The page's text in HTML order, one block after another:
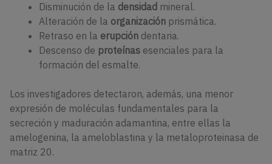
Disminución de la densidad mineral.
Alteración de la organización prismática.
Retraso en la erupción dentaria.
Descenso de proteínas esenciales para la
formación del esmalte.
Los investigadores detectaron, además, una menor
expresión de moléculas fundamentales para la
secreción y maduración adamantina, entre ellas la
amelogenina, la ameloblastina y la metaloproteinasa de
matriz 20.